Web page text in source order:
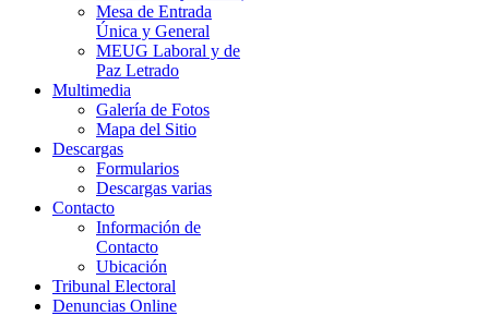
Mesa de Entrada
Única y General
MEUG Laboral y de
Paz Letrado
Multimedia
Galería de Fotos
Mapa del Sitio
Descargas
Formularios
Descargas varias
Contacto
Información de
Contacto
Ubicación
Tribunal Electoral
Denuncias Online